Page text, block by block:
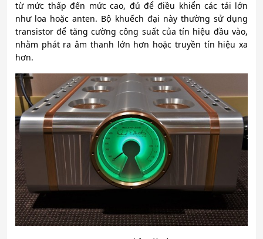
từ mức thấp đến mức cao, đủ để điều khiển các tải lớn
như loa hoặc anten. Bộ khuếch đại này thường sử dụng
transistor để tăng cường công suất của tín hiệu đầu vào,
nhằm phát ra âm thanh lớn hơn hoặc truyền tín hiệu xa
hơn.